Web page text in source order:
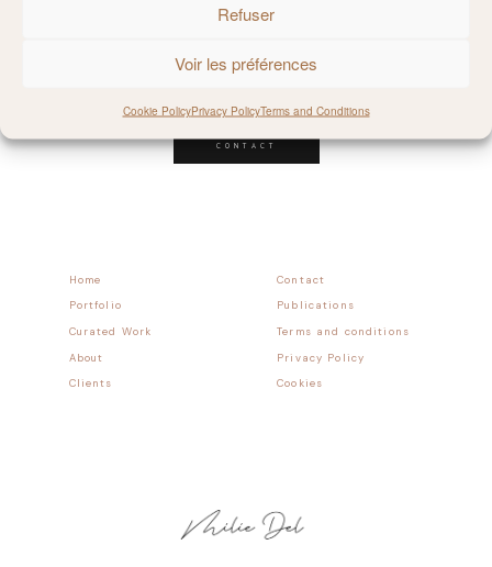
Refuser
Voir les préférences
Cookie PolicyPrivacy PolicyTerms and Conditions
Contact
Home
Publications
Portfolio
Terms and conditions
Curated Work
CONTACT
Privacy Policy
About
Cookies
Clients